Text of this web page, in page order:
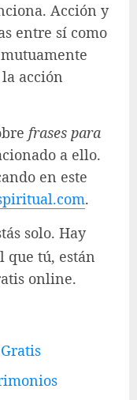
Acción y
entre sí como
acción
frases para
a ello.
en este
.
solo. Hay
que tú, están
online.